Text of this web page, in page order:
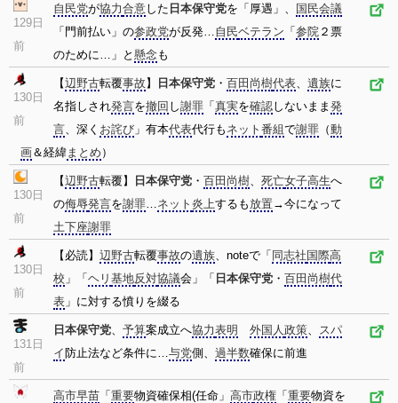
129日
前
自民党が協力合意した 日本保守党を「厚遇」、
国民会議
「門前払い」の参政党が反発…自民ベテラン 「 参院 ２票
のために…」と 懸念も
130日
前
【辺野古転覆事故 】 日本保守党 ・ 百田尚樹代表、 遺族に
名指しされ発言を撤回 し謝罪 「 真実を確認しないまま 発
言、深く お詫び 」有本代表代行も ネット 番組で謝罪 （動
画＆経緯まとめ ）
130日
前
【辺野古転覆】 日本保守党 ・ 百田尚樹、 死亡女子高生へ
の侮辱発言を謝罪…ネット 炎上するも放置→今になって
土下座謝罪
130日
前
【必読】 辺野古転覆事故の遺族、noteで「 同志社 国際高
校 」「 ヘリ 基地反対協議会」「 日本保守党 ・ 百田尚樹代
表 」に対する憤りを綴る
131日
前
日本保守党、 予算案成立へ協力表明 外国人政策、 スパ
イ 防止法など条件に…与党側、 過半数確保に前進
高市早苗 「 重要物資確保相(任命」 高市政権 「 重要物資を